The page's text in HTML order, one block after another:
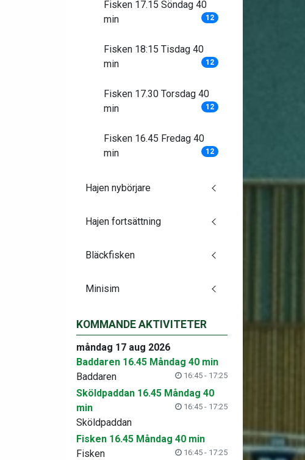
Fisken 17.15 Söndag 40
min
12
Fisken 18:15 Tisdag 40
min
12
Fisken 17.30 Torsdag 40
min
12
Fisken 16.45 Fredag 40
min
12
Hajen nybörjare
Hajen fortsättning
Bläckfisken
Minisim
KOMMANDE AKTIVITETER
måndag 17 aug 2026
Baddaren 16.45 Måndag 40 min
16:45 - 17:25
Baddaren
Sköldpaddan 16.45 Måndag 40
min
16:45 - 17:25
Sköldpaddan
Fisken 16.45 Måndag 40 min
16:45 - 17:25
Fisken